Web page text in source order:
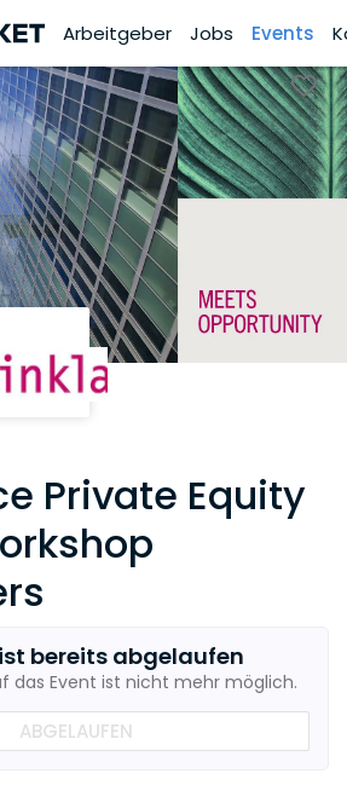
Arbeitgeber Jobs Events
Private Equity
bereits abgelaufen
das Event ist nicht mehr möglich.
ABGELAUFEN